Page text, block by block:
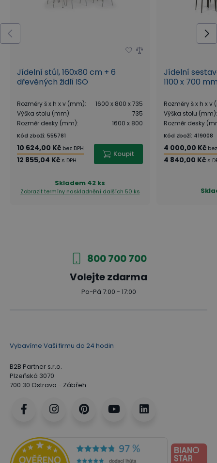
Jídelní stůl, 160x80 cm + 6
dřevěných židlí ISO
Rozměry š x h x v (mm):
1600 x 800 x 735
Výška stolu (mm):
735
Rozměr desky (mm): 1600 x 800
Kód zboží: 555781
10 624,00 Kč bez DPH
12 855,04 Kč s DPH
Koupit
Skladem 42 ks
Zobrazit termíny naskladnění dalších 50 ks
Jídelní
1100 x 700
Rozměry š x h x v
Výška stolu (mm):
Rozměr desky
Kód zboží: 419008
4 000,00 Kč
4 840,00 Kč s
800 700 700
Volejte zdarma
Po-Pá 7:00 - 17:00
Vybavíme Vaši firmu do 24 hodin
B2B Partner s.r.o.
Plzeňská 3070
700 30 Ostrava - Zábřeh